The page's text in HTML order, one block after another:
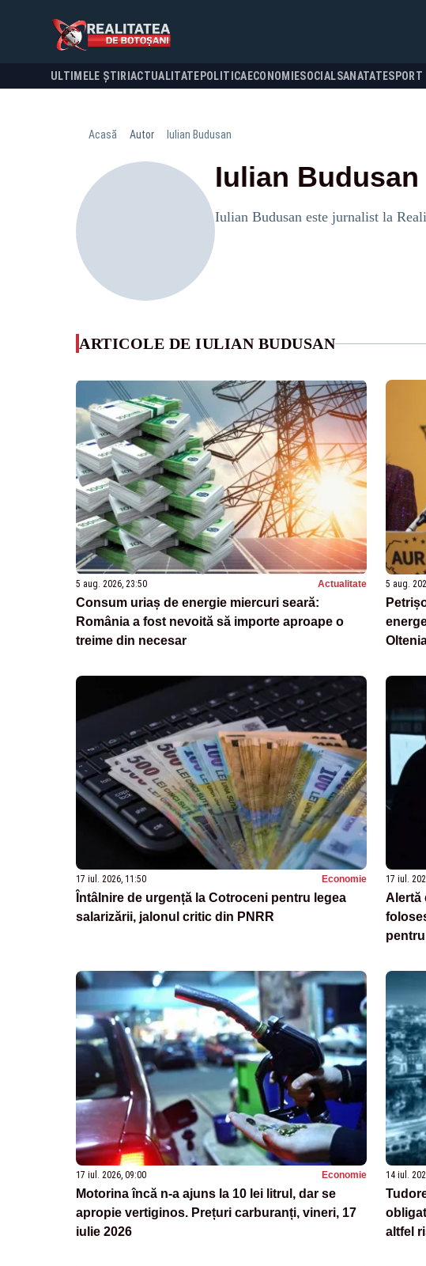
ULTIMELE ȘTIRI ACTUALITATE POLITICA ECONOMIESOCIALSANATATESPORT
Acasă Autor Iulian Budusan
Iulian Budusan
Iulian Budusan este jurnalist la
ARTICOLE DE IULIAN BUDUSAN
5 aug. 2026, 23:50 Actualitate
Consum uriaș de energie miercuri seară:
România a fost nevoită să importe aproape o
treime din necesar
5 aug.
17 iul. 2026, 11:50 Economie
Întâlnire de urgență la Cotroceni pentru legea
salarizării, jalonul critic din PNRR
17 iul.
Alertă
17 iul. 2026, 09:00 Economie
Motorina încă n-a ajuns la 10 lei litrul, dar se
apropie vertiginos. Prețuri carburanți, vineri, 17
iulie 2026
14 iul.
altfel